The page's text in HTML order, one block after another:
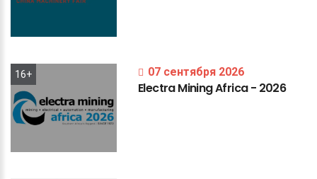
16+ 07 сентября 2026
ElectraMiningAfrica- 2026